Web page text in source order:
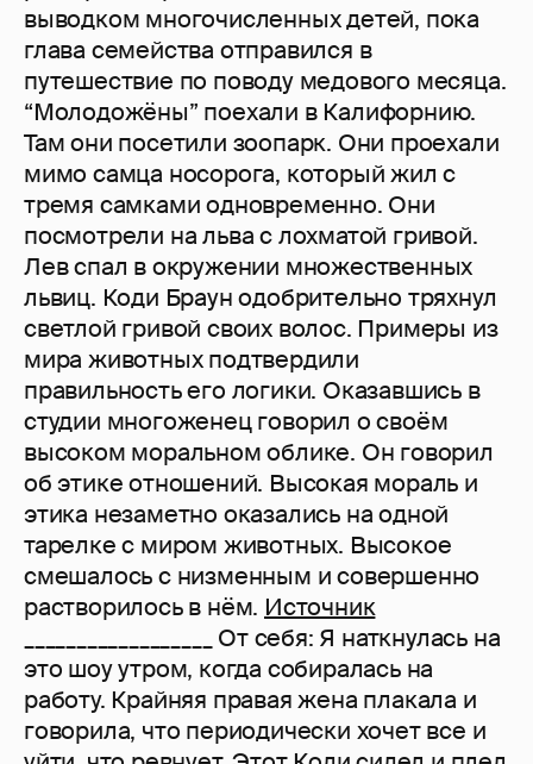
выводком многочисленных детей, пока
глава семейства отправился в
путешествие по поводу медового месяца.
“Молодожёны” поехали в Калифорнию.
Там они посетили зоопарк. Они проехали
мимо самца носорога, который жил с
тремя самками одновременно. Они
посмотрели на льва с лохматой гривой.
Лев спал в окружении множественных
львиц. Коди Браун одобрительно тряхнул
светлой гривой своих волос. Примеры из
мира животных подтвердили
правильность его логики. Оказавшись в
студии многоженец говорил о своём
высоком моральном облике. Он говорил
об этике отношений. Высокая мораль и
этика незаметно оказались на одной
тарелке с миром животных. Высокое
смешалось с низменным и совершенно
растворилось в нём. Источник
__________________ От себя: Я наткнулась на
это шоу утром, когда собиралась на
работу. Крайняя правая жена плакала и
говорила, что периодически хочет все и